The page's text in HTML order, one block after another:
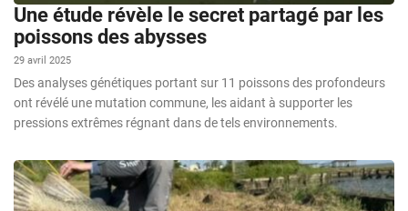
Une étude révèle le secret partagé par les
poissons des abysses
29 avril 2025
Des analyses génétiques portant sur 11 poissons des profondeurs
ont révélé une mutation commune, les aidant à supporter les
pressions extrêmes régnant dans de tels environnements.